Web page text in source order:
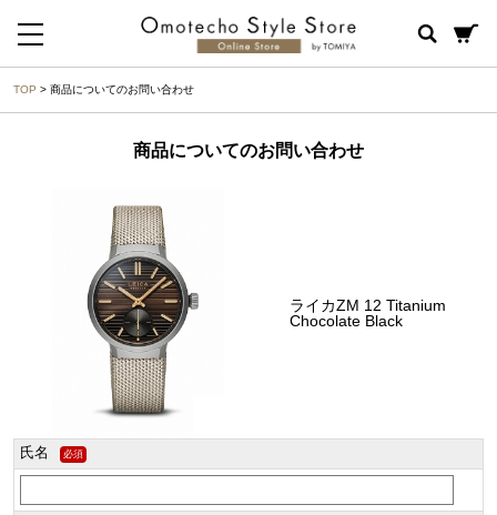
TOP > 商品についてのお問い合わせ
商品についてのお問い合わせ
ライカZM 12 Titanium
Chocolate Black
氏名 必須